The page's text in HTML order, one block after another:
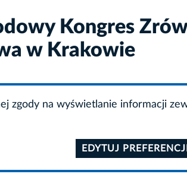
Kongres
w Krakowie
zgody na wyświetlanie informacji
EDYTUJ